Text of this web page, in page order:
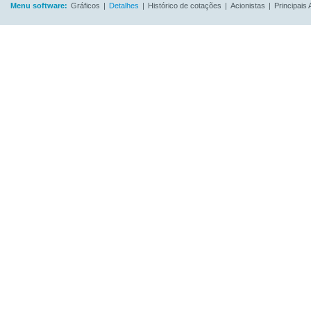
Menu software: Gráficos | Detalhes | Histórico de cotações | Acionistas | Principais